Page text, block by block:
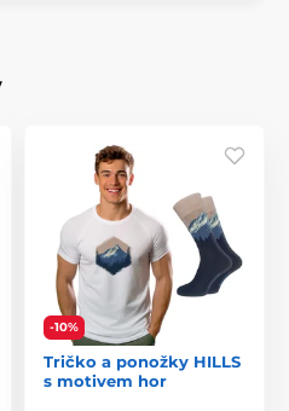
-10%
Tričko a ponožky HILLS
s motivem hor